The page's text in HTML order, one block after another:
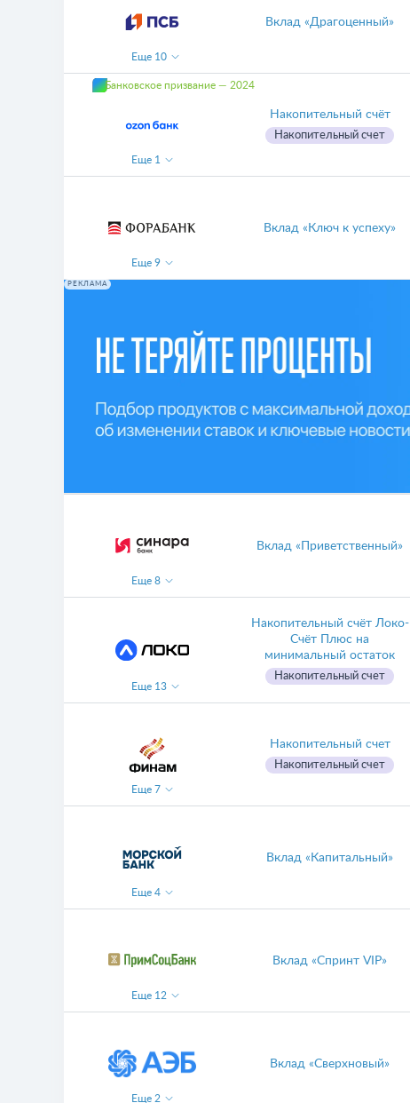
Вклад «Драгоценный»
Еще 10
Банковское призвание — 2024
Накопительный счёт
Накопительный счет
Еще 1
Вклад «Ключ к успеху»
Еще 9
РЕКЛАМА
Вклад «Приветственный»
Еще 8
Накопительный счёт Локо-
Счёт Плюс на
минимальный остаток
Накопительный счет
Еще 13
Накопительный счет
Накопительный счет
Еще 7
Вклад «Капитальный»
Еще 4
Вклад «Спринт VIP»
Еще 12
Вклад «Сверхновый»
Еще 2